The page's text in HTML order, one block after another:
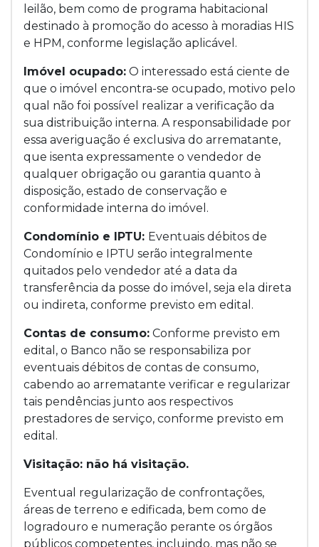
leilão, bem como de programa habitacional
destinado à promoção do acesso à moradias HIS
e HPM, conforme legislação aplicável.
Imóvel ocupado: O interessado está ciente de
que o imóvel encontra-se ocupado, motivo pelo
qual não foi possível realizar a verificação da
sua distribuição interna. A responsabilidade por
essa averiguação é exclusiva do arrematante,
que isenta expressamente o vendedor de
qualquer obrigação ou garantia quanto à
disposição, estado de conservação e
conformidade interna do imóvel.
Condomínio e IPTU: Eventuais débitos de
Condomínio e IPTU serão integralmente
quitados pelo vendedor até a data da
transferência da posse do imóvel, seja ela direta
ou indireta, conforme previsto em edital.
Contas de consumo: Conforme previsto em
edital, o Banco não se responsabiliza por
eventuais débitos de contas de consumo,
cabendo ao arrematante verificar e regularizar
tais pendências junto aos respectivos
prestadores de serviço, conforme previsto em
edital.
Visitação: não há visitação.
Eventual regularização de confrontações,
áreas de terreno e edificada, bem como de
logradouro e numeração perante os órgãos
públicos competentes, incluindo, mas não se